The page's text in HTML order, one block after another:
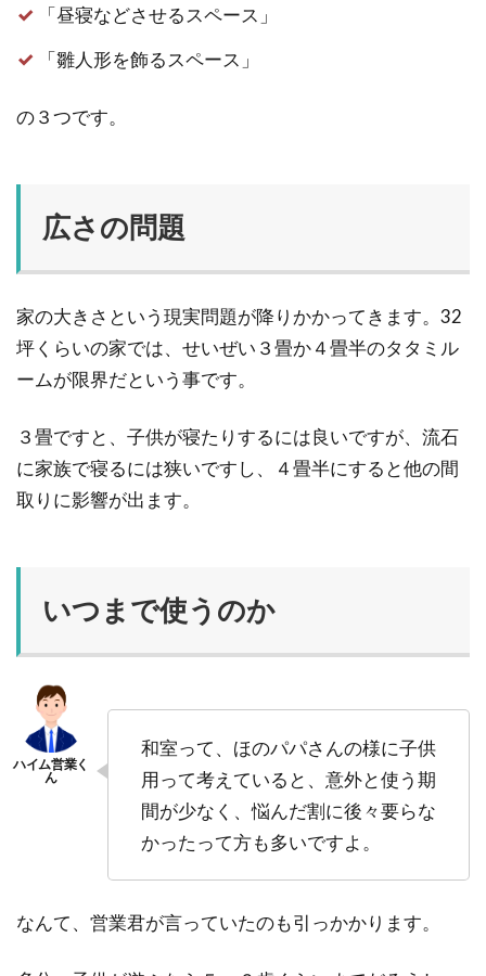
「昼寝などさせるスペース」
「雛人形を飾るスペース」
の３つです。
広さの問題
家の大きさという現実問題が降りかかってきます。32
坪くらいの家では、せいぜい３畳か４畳半のタタミル
ームが限界だという事です。
３畳ですと、子供が寝たりするには良いですが、流石
に家族で寝るには狭いですし、４畳半にすると他の間
取りに影響が出ます。
いつまで使うのか
和室って、ほのパパさんの様に子供
用って考えていると、意外と使う期
間が少なく、悩んだ割に後々要らな
かったって方も多いですよ。
なんて、営業君が言っていたのも引っかかります。